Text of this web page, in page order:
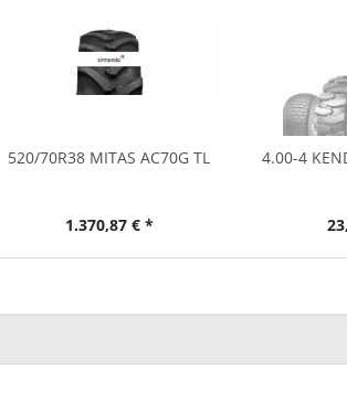
520/70R38 MITAS AC70G TL
1.370,87 € *
4.00-4